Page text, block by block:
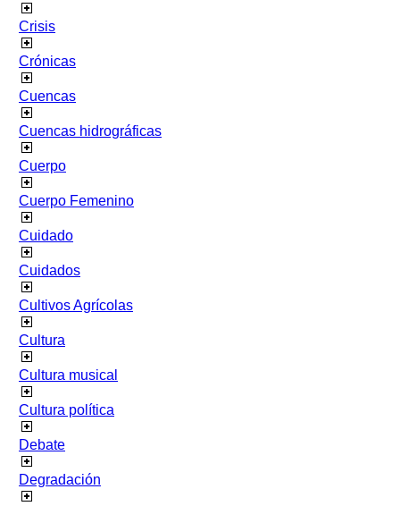
Crisis
Crónicas
Cuencas
Cuencas hidrográficas
Cuerpo
Cuerpo Femenino
Cuidado
Cuidados
Cultivos Agrícolas
Cultura
Cultura musical
Cultura política
Debate
Degradación